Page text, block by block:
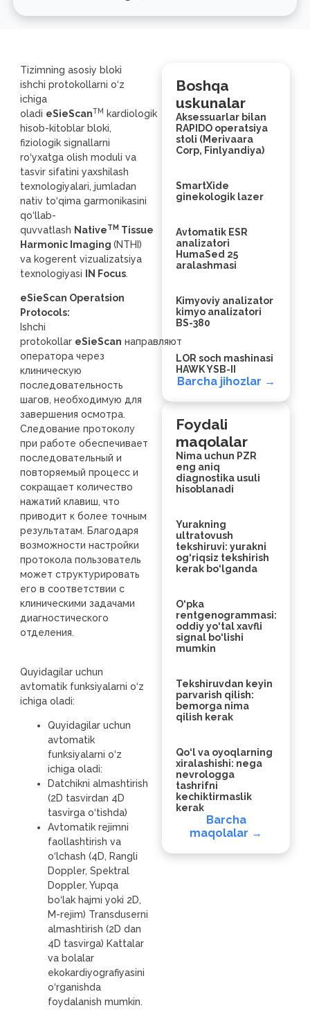
Tizimning asosiy bloki
ishchi protokollarni o‘z
ichiga
oladi eSieScanTM kardiologik
hisob-kitoblar bloki,
fiziologik signallarni
ro‘yxatga olish moduli va
tasvir sifatini yaxshilash
texnologiyalari, jumladan
nativ to‘qima garmonikasini
qo‘llab-
quvvatlash NativeTMTissue
Harmonic Imaging (NTHI)
va kogerent vizualizatsiya
texnologiyasi
IN Focus.
eSieScan Operatsion
Protocols:
Ishchi
protokollar eSieScan направляют
оператора через
клиническую
последовательность
шагов, необходимую для
завершения осмотра.
Следование протоколу
при работе обеспечивает
последовательный и
повторяемый процесс и
сокращает количество
нажатий клавиш, что
приводит к более точным
результатам. Благодаря
возможности настройки
протокола пользователь
может структурировать
его в соответствии с
клиническими задачами
диагностического
отделения.
Quyidagilar uchun
avtomatik funksiyalarni o‘z
ichiga oladi:
Quyidagilar uchun
avtomatik
funksiyalarni o‘z
ichiga oladi:
Datchikni almashtirish
(2D tasvirdan 4D
tasvirga o‘tishda)
Avtomatik rejimni
faollashtirish va
o‘lchash (4D, Rangli
Doppler, Spektral
Doppler, Yupqa
bo‘lak hajmi yoki 2D,
M-rejim) Transduserni
almashtirish (2D dan
4D tasvirga) Kattalar
va bolalar
ekokardiyografiyasini
o‘rganishda
foydalanish mumkin.
Boshqa
uskunalar
Aksessuarlar bilan
RAPIDO operatsiya
stoli (Merivaara
Corp, Finlyandiya)
SmartXide
ginekologik lazer
Avtomatik ESR
analizatori
HumaSed 25
aralashmasi
Kimyoviy analizator
kimyo analizatori
BS-380
LOR soch mashinasi
HAWK YSB-II
Barcha jihozlar →
Foydali
maqolalar
Nima uchun PZR
eng aniq
diagnostika usuli
hisoblanadi
Yurakning
ultratovush
tekshiruvi: yurakni
og‘riqsiz tekshirish
kerak bo‘lganda
O‘pka
rentgenogrammasi:
oddiy yo‘tal xavfli
signal bo‘lishi
mumkin
Tekshiruvdan keyin
parvarish qilish:
bemorga nima
qilish kerak
Qo‘l va oyoqlarning
xiralashishi: nega
nevrologga
tashrifni
kechiktirmaslik
kerak
Barcha
maqolalar →